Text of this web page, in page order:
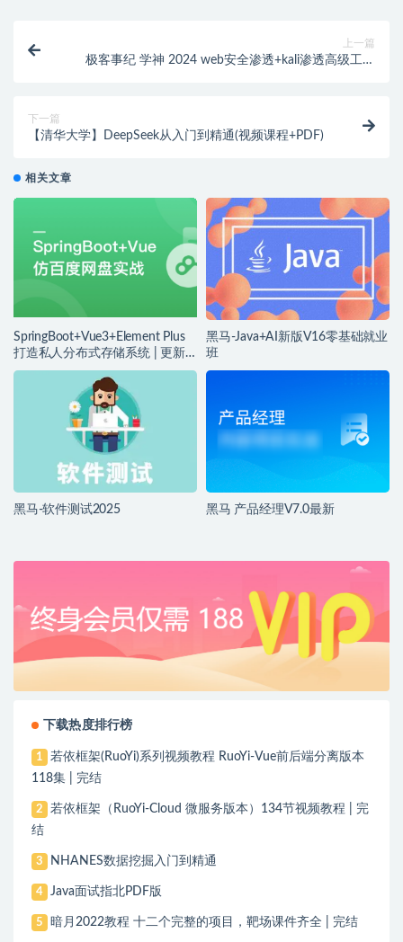
上一篇
极客事纪 学神 2024 web安全渗透+kali渗透高级工程
下一篇
【清华大学】DeepSeek从入门到精通(视频课程+PDF)
相关文章
SpringBoot+Vue3+Element Plus
打造私人分布式存储系统 | 更新
完结
黑马-Java+AI新版V16零基础就业
班
黑马-软件测试2025 黑马 产品经理V7.0最新
下载热度排行榜
1
若依框架(RuoYi)系列视频教程 RuoYi-Vue前后端分离版本
118集 | 完结
2
若依框架（RuoYi-Cloud 微服务版本）134节视频教程 | 完
结
3 NHANES数据挖掘入门到精通
4 Java面试指北PDF版
5 暗月2022教程 十二个完整的项目，靶场课件齐全 | 完结